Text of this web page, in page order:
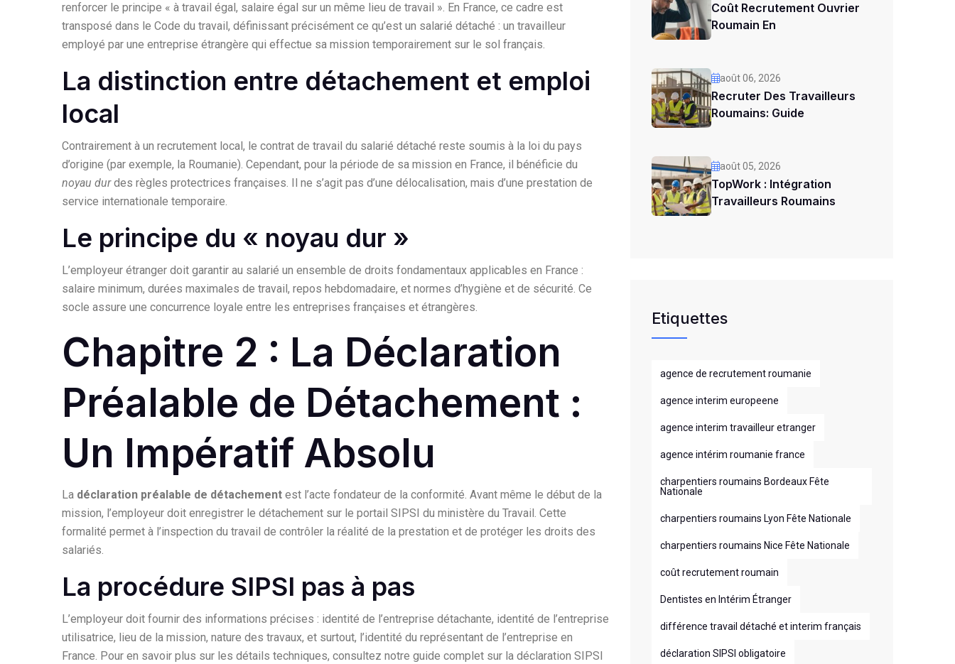
renforcer le principe « à travail égal, salaire égal sur un même lieu de travail ». En France, ce cadre est
transposé dans le Code du travail, définissant précisément ce qu’est un salarié détaché : un travailleur
employé par une entreprise étrangère qui effectue sa mission temporairement sur le sol français.
La distinction entre détachement et emploi
local
Contrairement à un recrutement local, le contrat de travail du salarié détaché reste soumis à la loi du pays
d’origine (par exemple, la Roumanie). Cependant, pour la période de sa mission en France, il bénéficie du
noyau durdes règles protectrices françaises. Il ne s’agit pas d’une délocalisation, mais d’une prestation de
service internationale temporaire.
Le principe du « noyau dur »
L’employeur étranger doit garantir au salarié un ensemble de droits fondamentaux applicables en France :
salaire minimum, durées maximales de travail, repos hebdomadaire, et normes d’hygiène et de sécurité. Ce
socle assure une concurrence loyale entre les entreprises françaises et étrangères.
Chapitre 2 : La Déclaration
Préalable de Détachement :
Un Impératif Absolu
La déclaration préalable de détachement est l’acte fondateur de la conformité. Avant même le début de la
mission, l’employeur doit enregistrer le détachement sur le portail SIPSI du ministère du Travail. Cette
formalité permet à l’inspection du travail de contrôler la réalité de la prestation et de protéger les droits des
salariés.
La procédure SIPSI pas à pas
L’employeur doit fournir des informations précises : identité de l’entreprise détachante, identité de l’entreprise
utilisatrice, lieu de la mission, nature des travaux, et surtout, l’identité du représentant de l’entreprise en
France. Pour en savoir plus sur les détails techniques, consultez notre guide complet sur la déclaration SIPSI
Coût Recrutement Ouvrier
Roumain En
août 06, 2026
Recruter Des Travailleurs
Roumains: Guide
août 05, 2026
TopWork : Intégration
Travailleurs Roumains
Etiquettes
agence de recrutement roumanie
agence interim europeene
agence interim travailleur etranger
agence intérim roumanie france
charpentiers roumains Bordeaux Fête
Nationale
charpentiers roumains Lyon Fête Nationale
charpentiers roumains Nice Fête Nationale
coût recrutement roumain
Dentistes en Intérim Étranger
différence travail détaché et interim français
déclaration SIPSI obligatoire